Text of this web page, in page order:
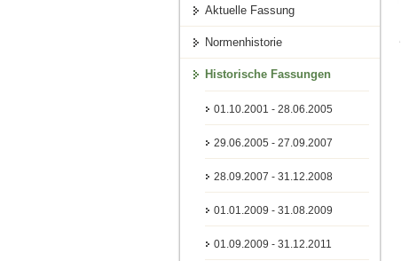
Aktuelle Fassung
Normenhistorie
Historische Fassungen
01.10.2001 - 28.06.2005
29.06.2005 - 27.09.2007
28.09.2007 - 31.12.2008
01.01.2009 - 31.08.2009
01.09.2009 - 31.12.2011